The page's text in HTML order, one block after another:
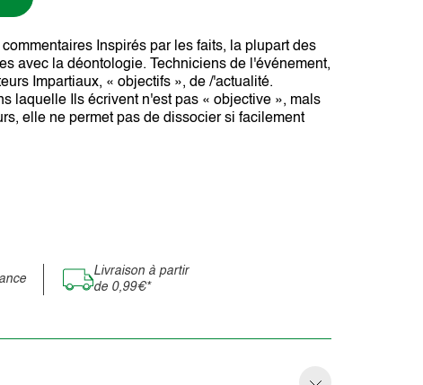
Inspirés par les faits, la plupart des
avec la déontologie. Techniciens de l'événement,
Impartiaux, « objectifs », de /'actualité.
laquelle Ils écrivent n'est pas « objective », mals
elle ne permet pas de dissocier si facilement
Livraison à partir
de 0,99€*